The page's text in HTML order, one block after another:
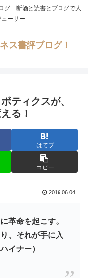
グ 断酒と読書とブログで人
ーサー
ス書評ブログ！
ティクスが、
る！
はてブ
コピー
2016.06.04
革命を起こす。
、それが手に入
イナー）